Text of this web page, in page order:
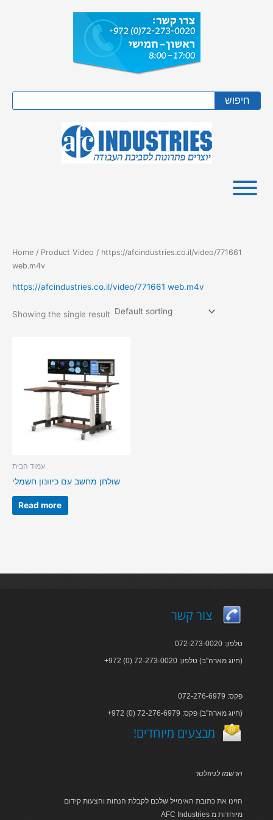
חיפוש
Home / Product Video / https://afcindustries.co.il/video/771661
web.m4v
https://afcindustries.co.il/video/771661 web.m4v
Showing the single result
עמוד הבית
שולחן מחשב עם כיוונון חשמלי
Read more
צור קשר
טלפון: 072-273-0020
+972 (0) 72-273-0020 :חיוג מארה"ב) טלפון)
פקס: 072-276-6979
+972 (0) 72-276-6979 :חיוג מארה"ב) פקס)
!מבצעים מיוחדים
הרשמו לניוזלטר
הזינו את כתובת האימייל שלכם לקבלת הנחות והצעות קידום
AFC Industries מיוחדות מ